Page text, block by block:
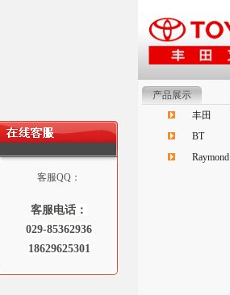
客服QQ：
客服电话：
029-85362936
18629625301
产品展示
丰田
BT
Raymond